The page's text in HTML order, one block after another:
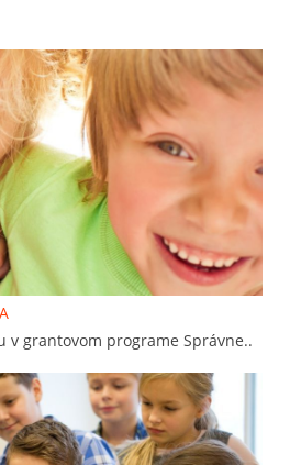
v grantovom programe Správne..